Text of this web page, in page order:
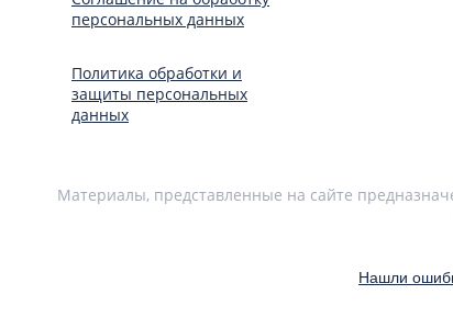
персональных данных
Политика обработки и
защиты персональных
данных
Материалы, представленные на сайте
Нашли